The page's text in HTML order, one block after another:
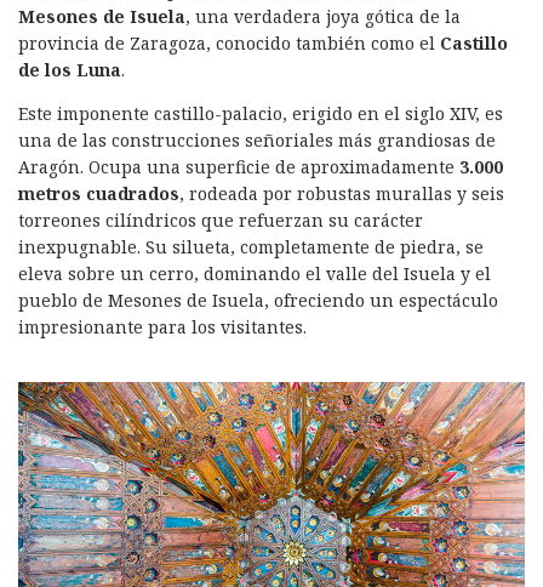
b
o
o
k
r e
d
n
A
p
a
rt
Mesones de Isuela, una verdadera joya gótica de la
provincia de Zaragoza, conocido también como el Castillo
de los Luna.
Este imponente castillo-palacio, erigido en el siglo XIV, es
una de las construcciones señoriales más grandiosas de
Aragón. Ocupa una superficie de aproximadamente 3.000
metros cuadrados, rodeada por robustas murallas y seis
torreones cilíndricos que refuerzan su carácter
inexpugnable. Su silueta, completamente de piedra, se
eleva sobre un cerro, dominando el valle del Isuela y el
pueblo de Mesones de Isuela, ofreciendo un espectáculo
impresionante para los visitantes.